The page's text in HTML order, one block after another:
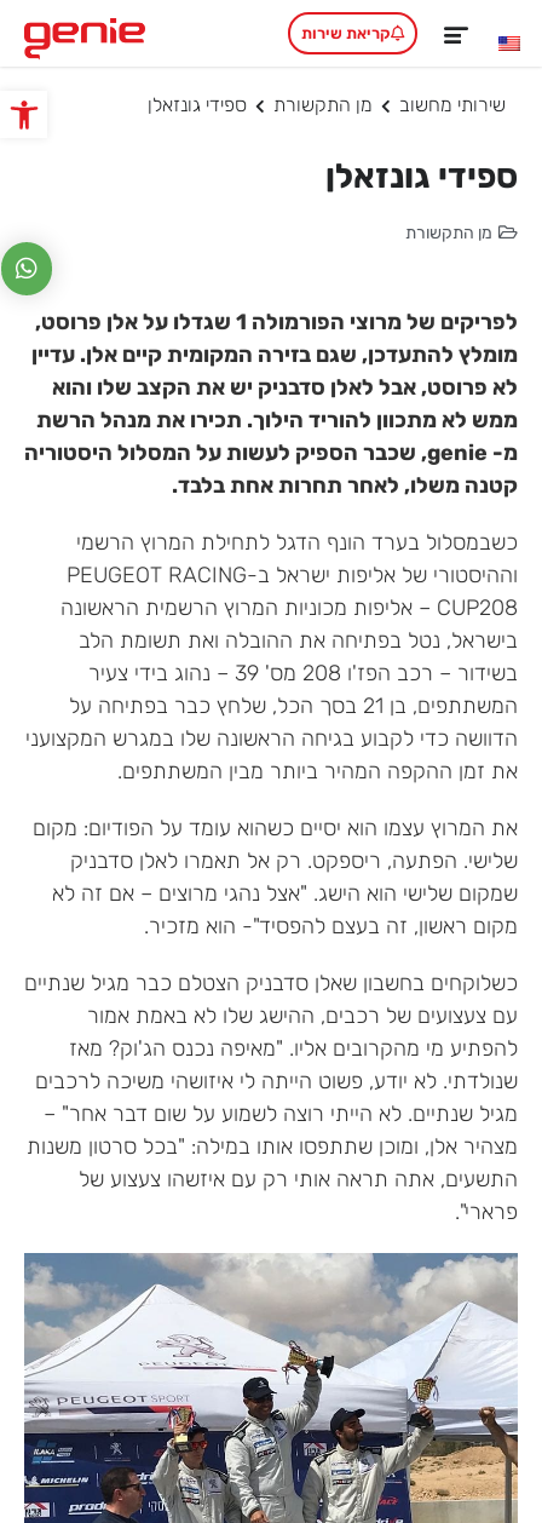
פתח
קריאת שירות
שירותי מחשוב מן התקשורת ספידי גונזאלן
ספידי גונזאלן
מן התקשורת
לפריקים של מרוצי הפורמולה 1 שגדלו על אלן פרוסט,
מומלץ להתעדכן, שגם בזירה המקומית קיים אלן. עדיין
לא פרוסט, אבל לאלן סדבניק יש את הקצב שלו והוא
ממש לא מתכוון להוריד הילוך. תכירו את מנהל הרשת
מ- genie, שכבר הספיק לעשות על המסלול היסטוריה
קטנה משלו, לאחר תחרות אחת בלבד.
כשבמסלול בערד הונף הדגל לתחילת המרוץ הרשמי
וההיסטורי של אליפות ישראל ב-PEUGEOT RACING
CUP208 – אליפות מכוניות המרוץ הרשמית הראשונה
בישראל, נטל בפתיחה את ההובלה ואת תשומת הלב
בשידור – רכב הפז'ו 208 מס' 39 – נהוג בידי צעיר
המשתתפים, בן 21 בסך הכל, שלחץ כבר בפתיחה על
הדוושה כדי לקבוע בגיחה הראשונה שלו במגרש המקצועני
את זמן ההקפה המהיר ביותר מבין המשתתפים.
את המרוץ עצמו הוא יסיים כשהוא עומד על הפודיום: מקום
שלישי. הפתעה, ריספקט. רק אל תאמרו לאלן סדבניק
שמקום שלישי הוא הישג. "אצל נהגי מרוצים – אם זה לא
מקום ראשון, זה בעצם להפסיד"- הוא מזכיר.
כשלוקחים בחשבון שאלן סדבניק הצטלם כבר מגיל שנתיים
עם צעצועים של רכבים, ההישג שלו לא באמת אמור
להפתיע מי מהקרובים אליו. "מאיפה נכנס הג'וק? מאז
שנולדתי. לא יודע, פשוט הייתה לי איזושהי משיכה לרכבים
מגיל שנתיים. לא הייתי רוצה לשמוע על שום דבר אחר" –
מצהיר אלן, ומוכן שתתפסו אותו במילה: "בכל סרטון משנות
התשעים, אתה תראה אותי רק עם איזשהו צעצוע של
פרארי".